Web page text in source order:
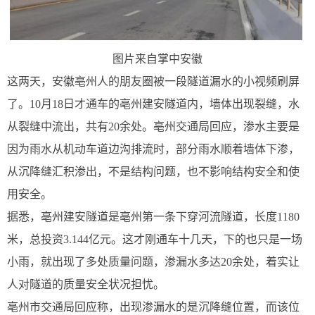
图片来自掌中安徽
这两天，安徽亳州人的朋友圈被一段隧道漏水的小视频刷屏
了。10月18日才通车的亳州建安隧道内，墙体出现裂缝，水
从裂缝中流出，共有20余处。亳州交通局回应，渗水主要是
因为雨水从机动车道边沟排流时，部分雨水顺着墙体下渗，
从沉降缝汇积渗出，不是结构问题，也不影响结构安全和使
用安全。
据悉，亳州建安隧道是亳州第一条下穿河流隧道，长度1180
米，总投资3.144亿元。这才刚通车十几天，下的也只是一场
小雨，就出现了多处质量问题，渗漏水多达20余处，着实让
人对隧道的质量安全状况担忧。
亳州市交通局回应称，出现渗漏水的是沉降缝位置，而该位